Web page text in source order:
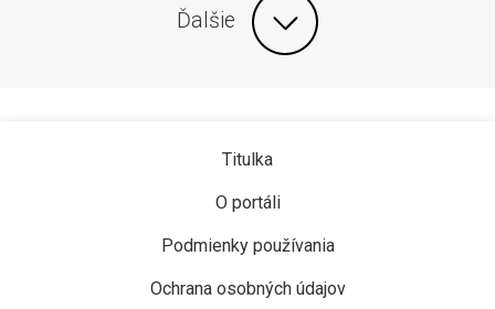
Ďalšie
Titulka
O portáli
Podmienky používania
Ochrana osobných údajov